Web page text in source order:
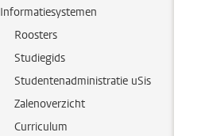
Informatiesystemen
Roosters
Studiegids
Studentenadministratie uSis
Zalenoverzicht
Curriculum